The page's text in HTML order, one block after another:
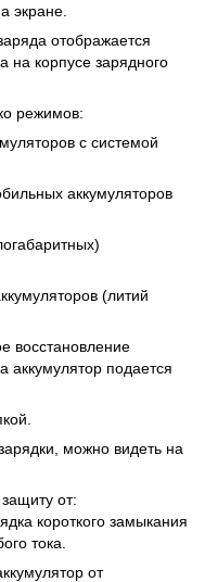
экране.
отображается
на корпусе зарядного
режимов:
с системой
аккумуляторов
(литий
восстановление
аккумулятор подается
можно видеть на
от:
короткого замыкания
тока.
от